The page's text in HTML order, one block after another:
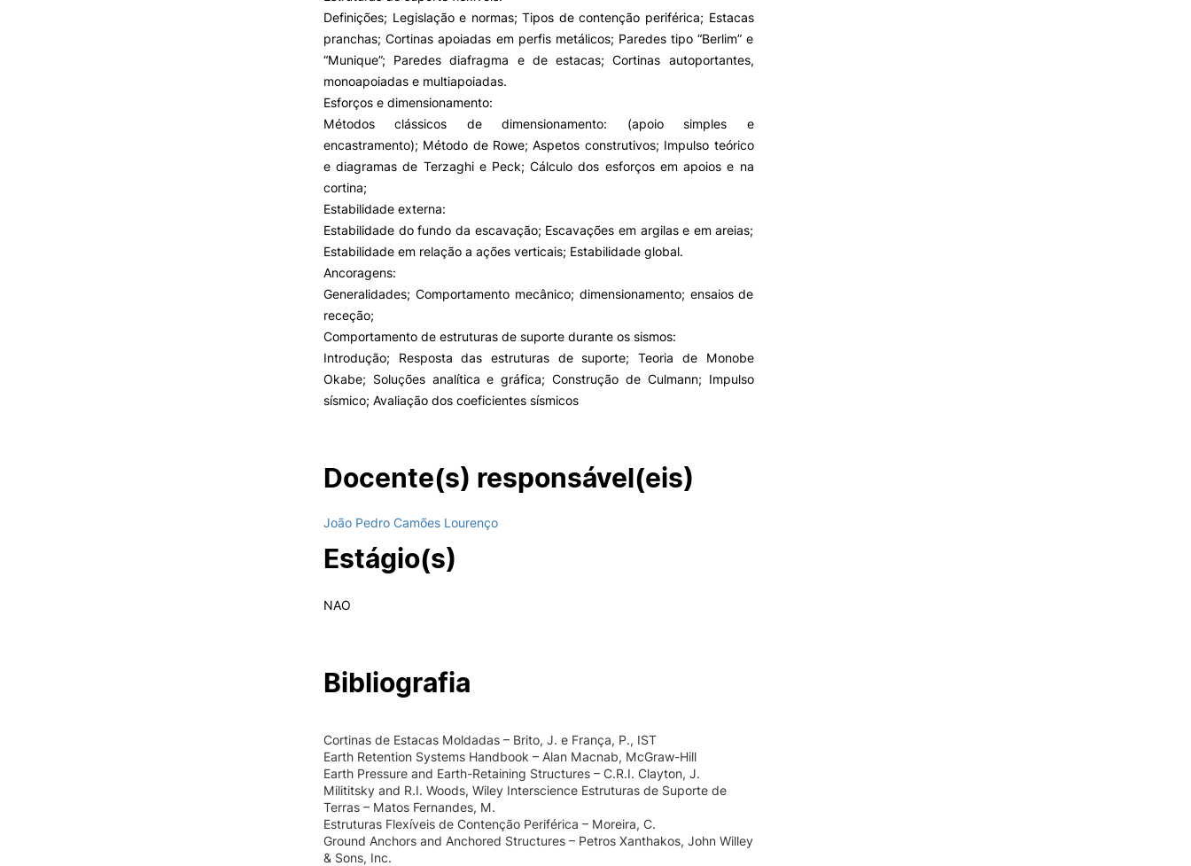
Definições; Legislação e normas; Tipos de contenção periférica; Estacas
pranchas; Cortinas apoiadas em perfis metálicos; Paredes tipo “Berlim” e
“Munique”; Paredes diafragma e de estacas; Cortinas autoportantes,
monoapoiadas e multiapoiadas.
Esforços e dimensionamento:
Métodos clássicos de dimensionamento: (apoio simples e
encastramento); Método de Rowe; Aspetos construtivos; Impulso teórico
e diagramas de Terzaghi e Peck; Cálculo dos esforços em apoios e na
cortina;
Estabilidade externa:
Estabilidade do fundo da escavação; Escavações em argilas e em areias;
Estabilidade em relação a ações verticais; Estabilidade global.
Ancoragens:
Generalidades; Comportamento mecânico; dimensionamento; ensaios de
receção;
Comportamento de estruturas de suporte durante os sismos:
Introdução; Resposta das estruturas de suporte; Teoria de Monobe
Okabe; Soluções analítica e gráfica; Construção de Culmann; Impulso
sísmico; Avaliação dos coeficientes sísmicos
Docente(s) responsável(eis)
João Pedro Camões Lourenço
Estágio(s)
NAO
Bibliografia
Cortinas de Estacas Moldadas – Brito, J. e França, P., IST
Earth Retention Systems Handbook – Alan Macnab, McGraw-Hill
Earth Pressure and Earth-Retaining Structures – C.R.I. Clayton, J.
Milititsky and R.I. Woods, Wiley Interscience Estruturas de Suporte de
Terras – Matos Fernandes, M.
Estruturas Flexíveis de Contenção Periférica – Moreira, C.
Ground Anchors and Anchored Structures – Petros Xanthakos, John Willey
& Sons, Inc.